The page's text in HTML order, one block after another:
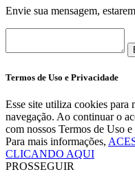
Envie sua mensagem,
Termos de Uso e Privacidade
Esse site utiliza cookies para
navegação. Ao continuar o
com nossos Termos de Uso
Para mais informações,
CLICANDO AQUI
PROSSEGUIR